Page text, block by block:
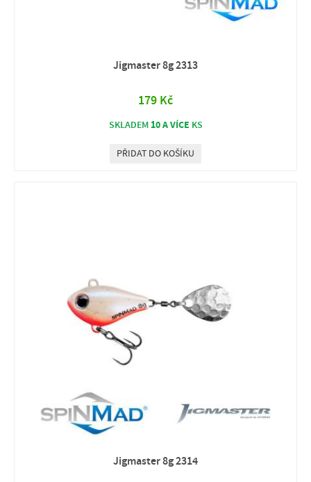
Jigmaster 8g 2313
179 Kč
SKLADEM 10 A VÍCE KS
PŘIDAT DO KOŠÍKU
Jigmaster 8g 2314